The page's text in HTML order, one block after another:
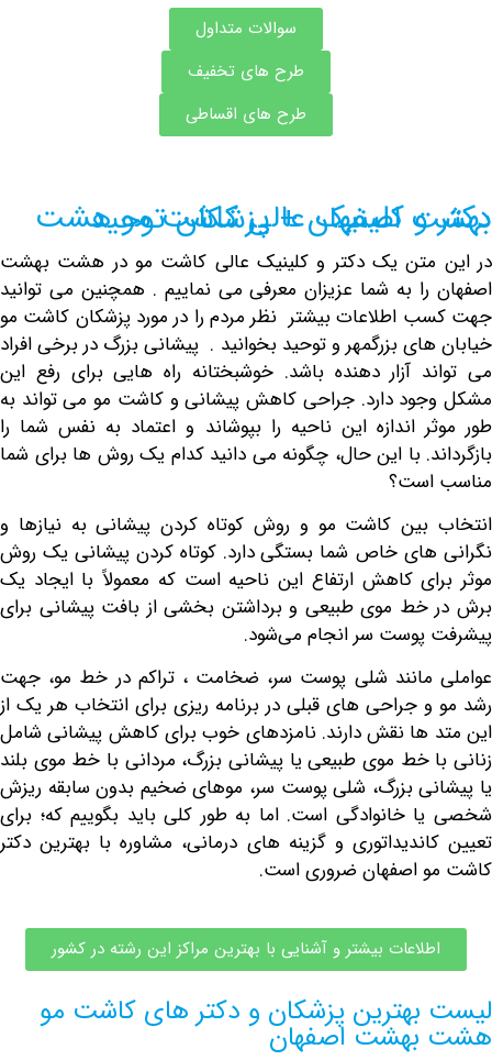
سوالات متداول
طرح های تخفیف
طرح های اقساطی
عالی کاشت مو هشت بهشت اصفهان + پزشکان توحید
متن یک دکتر و کلینیک عالی کاشت مو در هشت بهشت
به شما عزیزان معرفی می نماییم . همچنین می توانید
اطلاعات بیشتر نظر مردم را در مورد پزشکان کاشت مو
بزرگمهر و توحید بخوانید . پیشانی بزرگ در برخی افراد
آزار دهنده باشد. خوشبختانه راه هایی برای رفع این
دارد. جراحی کاهش پیشانی وکاشت مومی تواند به
اندازه این ناحیه را بپوشاند و اعتماد به نفس شما را
با این حال، چگونه می دانید کدام یک روش ها برای شما
بین کاشت مو و روش کوتاه کردن پیشانی به نیازها و
های خاص شما بستگی دارد. کوتاه کردن پیشانی یک روش
کاهش ارتفاع این ناحیه است که معمولاً با ایجاد یک
موی طبیعی و برداشتن بخشی از بافت پیشانی برای
پوست سر انجام می‌شود.
مانند شلی پوست سر، ضخامت ، تراکم در خط مو، جهت
جراحی های قبلی در برنامه ریزی برای انتخاب هر یک از
ها نقش دارند. نامزدهای خوب برای کاهش پیشانی شامل
خط موی طبیعی یا پیشانی بزرگ، مردانی با خط موی بلند
بزرگ، شلی پوست سر، موهای ضخیم بدون سابقه ریزش
خانوادگی است. اما به طور کلی باید بگوییم که؛ برای
و گزینه های درمانی، مشاوره با بهترین دکتر
اصفهان ضروری است.
بیشتر و آشنایی با بهترین مراکز این رشته در کشور
پزشکان و دکتر های کاشت مو
اصفهان